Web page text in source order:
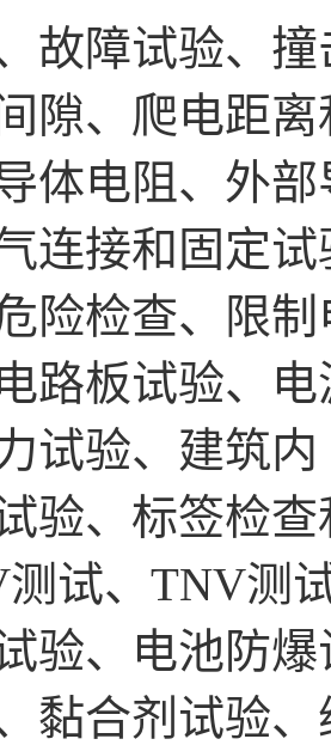
故障试验、
隙、爬电距
体电阻、外
连接和固定
险检查、限
路板试验、
试验、建筑
验、标签检
测试、TNV测
验、电池防
黏合剂试验